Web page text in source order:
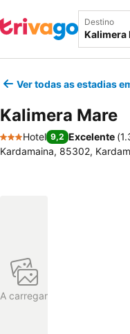
Destino
Ver todas as estadias
Kalimera Mare
3 Estrelas
Hotel 9,2 Excelente (
Kardamaina, 85302,
A carregar